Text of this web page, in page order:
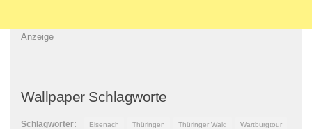
Anzeige
Wallpaper Schlagworte
Schlagwörter: Eisenach Thüringen Thüringer Wald Wartburgtour